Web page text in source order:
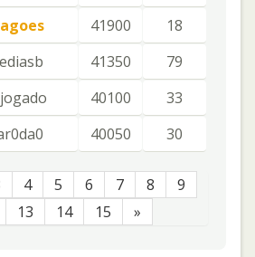
41900
18
41350
79
40100
33
40050 30
4 5 6 7 8
9
13 14 15 »